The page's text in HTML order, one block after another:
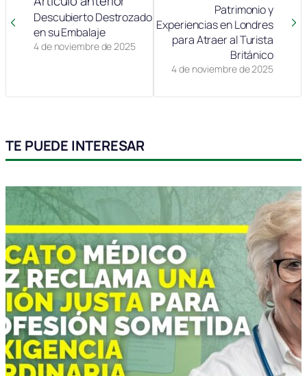
4 de noviembre de 2025
Descubierto Destrozado
en su Embalaje
4 de noviembre de 2025
Patrimonio y
Experiencias en Londres
para Atraer al Turista
Británico
TE PUEDE INTERESAR